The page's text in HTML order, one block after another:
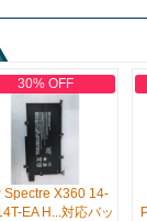
30% OFF
Spectre X360 14-
EA H...対応バッ